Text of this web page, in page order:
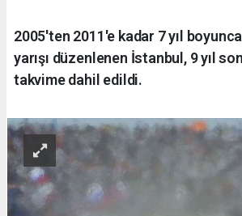
2005'ten 2011'e kadar 7 yıl
yarışı düzenlenen İstanbul, 9 yıl
takvime dahil edildi.